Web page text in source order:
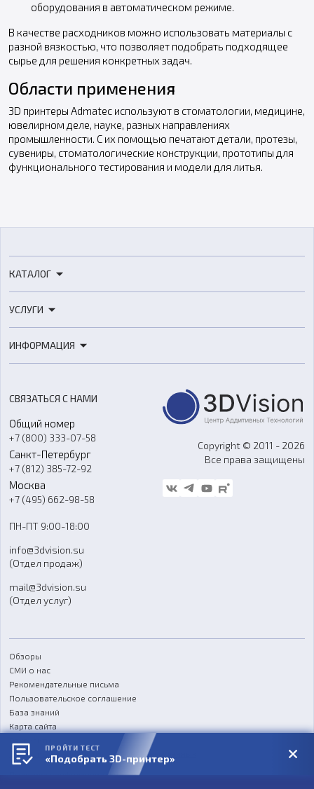
оборудования в автоматическом режиме.
В качестве расходников можно использовать материалы с
разной вязкостью, что позволяет подобрать подходящее
сырье для решения конкретных задач.
Области применения
3D принтеры Admatec используют в стоматологии, медицине,
ювелирном деле, науке, разных направлениях
промышленности. С их помощью печатают детали, протезы,
сувениры, стоматологические конструкции, прототипы для
функционального тестирования и модели для литья.
КАТАЛОГ
3D-сканеры
Расходные материалы
Оборудование и материалы для вакуумного литья
Аксессуары и прочее оборудование
Программное обеспечение
УСЛУГИ
3D-моделирование
Ремонт и услуги
ИНФОРМАЦИЯ
О компании
Контакты
Гос. закупки
Стать дилером
Блог
FAQ
СВЯЗАТЬСЯ С НАМИ
Общий номер
+7 (800) 333-07-58
Санкт-Петербург
+7 (812) 385-72-92
Москва
+7 (495) 662-98-58
ПН-ПТ 9:00-18:00
info@3dvision.su
(Отдел продаж)
mail@3dvision.su
(Отдел услуг)
Copyright © 2011 - 2026
Все права защищены
Обзоры
СМИ о нас
Рекомендательные письма
Пользовательское соглашение
База знаний
Карта сайта
Согласие на обработку персональных данных
Политика конфиденциальности
ПРОЙТИ ТЕСТ
«Подобрать 3D-принтер»